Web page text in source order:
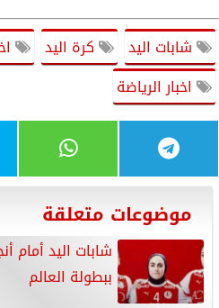
شابات اليد كرة اليد
اخبار الرياضة
موضوعات متعلقة
شابات اليد أمام
ببطولة العالم